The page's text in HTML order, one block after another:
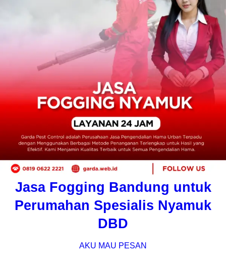
Jasa Fogging Bandung untuk
Perumahan Spesialis Nyamuk
DBD
AKU MAU PESAN